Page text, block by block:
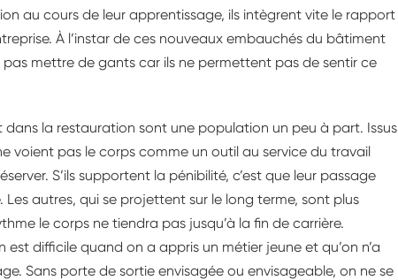
au cours de leur apprentissage, ils intègrent vite le rapport
À l’instar de ces nouveaux embauchés du bâtiment
mettre de gants car ils ne permettent pas de sentir ce
dans la restauration sont une population un peu à part. Issus
voient pas le corps comme un outil au service du travail
S’ils supportent la pénibilité, c’est que leur passage
autres, qui se projettent sur le long terme, sont plus
le corps ne tiendra pas jusqu’à la fin de carrière.
est difficile quand on a appris un métier jeune et qu’on n’a
Sans porte de sortie envisagée ou envisageable, on ne se